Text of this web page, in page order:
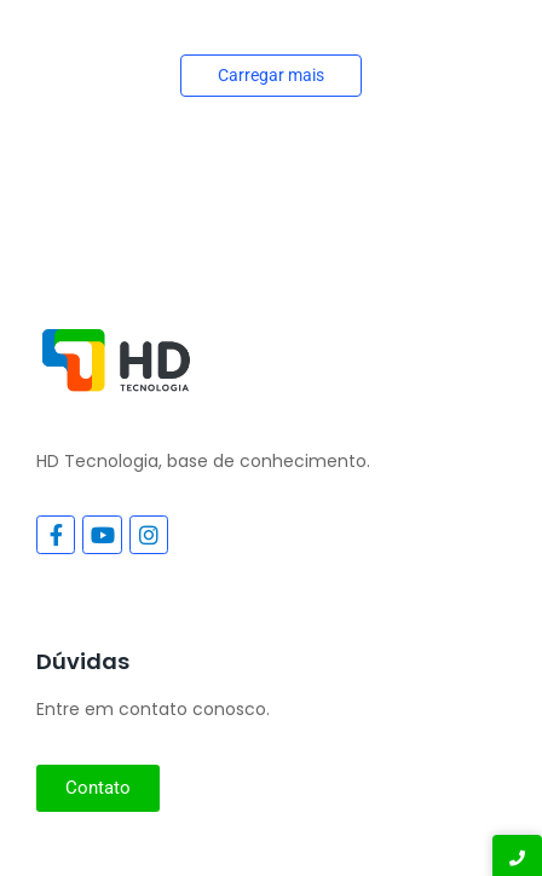
Carregar mais
HD Tecnologia, base de conhecimento.
Dúvidas
Entre em contato conosco.
Contato